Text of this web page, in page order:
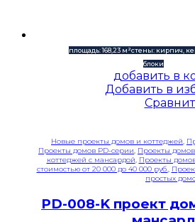
площадь: 168,23 м²стены: кирпич,
блоки
добавить в
Добавить в
Новые проекты домов и коттеджей,
Проекты домов PD-серии, Проекты
коттеджей с мансардой, Проекты
стоимостью от 20 000 до 40 000 руб.,
простых
PD-008-K проект